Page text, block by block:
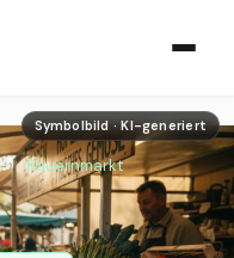
Symbolbild · KI-generiert
›
Bauernmarkt